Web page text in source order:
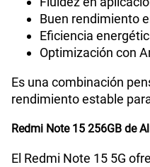
Compatibilidad con eSIM
Buen rendimiento
Eficiencia
Optimización con
Es una combinación
rendimiento estable
Redmi Note 15 256GB de
El Redmi Note 15 5G